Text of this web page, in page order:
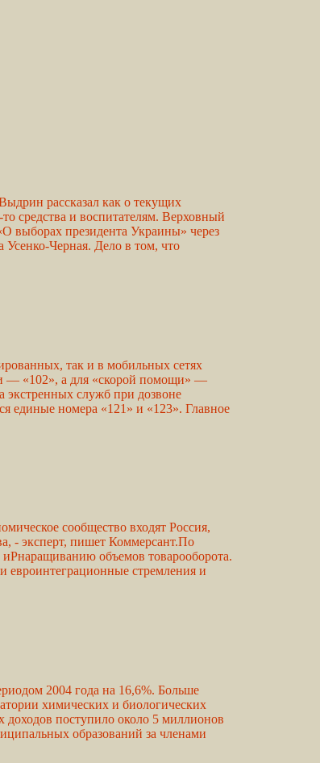
рассказал как о текущих
средства и воспитателям. Верховный
выборах президента Украины» через
Усенко-Черная. Дело в том, что
так и в мобильных сетях
— «102», а для «скорой помощи» —
экстренных служб при дозвоне
единые номера «121» и «123». Главное
сообщество входят Россия,
- эксперт, пишет Коммерсант.По
иPнаращиванию объемов товарооборота.
евроинтеграционные стремления и
2004 года на 16,6%. Больше
химических и биологических
поступило около 5 миллионов
образований за членами